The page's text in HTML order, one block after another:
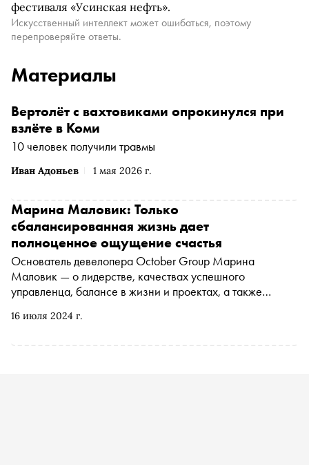
фестиваля «Усинская нефть».
Искусственный интеллект может ошибаться, поэтому
перепроверяйте ответы.
Материалы
Иван Адоньев 1 мая 2026 г.
Вертолёт с вахтовиками опрокинулся при
взлёте в Коми
10 человек получили травмы
16 июля 2024 г.
Марина Маловик: Только
сбалансированная жизнь дает
полноценное ощущение счастья
Основатель девелопера October Group Марина
Маловик — о лидерстве, качествах успешного
управленца, балансе в жизни и проектах, а также